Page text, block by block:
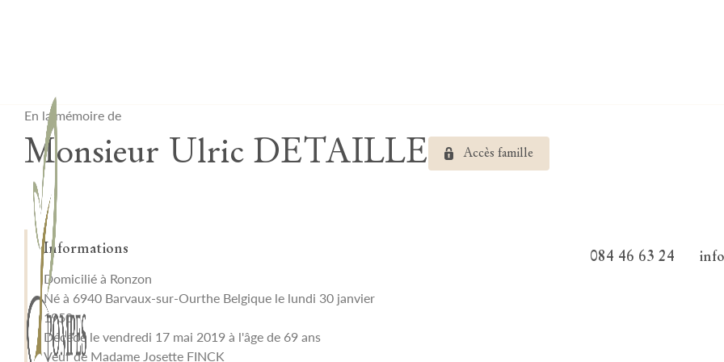
084 46 63 24
En la mémoire de
Monsieur Ulric DETAILLE Accès famille
Informations
Domicilié à Ronzon
Né à 6940 Barvaux-sur-Ourthe Belgique le lundi 30 janvier
1950
Décédé le vendredi 17 mai 2019 à l'âge de 69 ans
Veuf de Madame Josette FINCK